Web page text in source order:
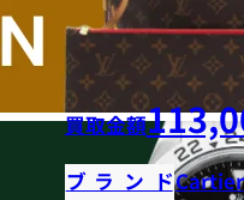
買取金額
ブランドCartier